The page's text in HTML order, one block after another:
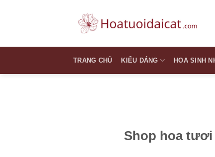
TRANG CHỦ KIỂU DÁNG HOA SINH
Shop hoa